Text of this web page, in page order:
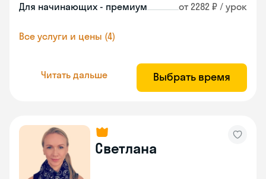
Для начинающих - премиум от 2282 ₽ / урок
Все услуги и цены (4)
Читать дальше Выбрать время
Светлана